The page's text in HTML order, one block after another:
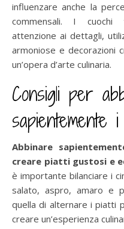
influenzare anche la
commensali. I cuochi
attenzione ai dettagli,
armoniose e decorazioni
un’opera d’arte culinaria.
Consigli per
sapientemente
Abbinare
creare piatti gustosi e
è importante bilanciare i
salato, aspro, amaro e
quella di alternare i piatti
creare un’esperienza